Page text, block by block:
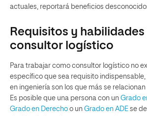
actuales, reportará beneficios
Requisitos y habilidades
consultor logístico
Para trabajar como consultor logístico no
específico que sea requisito indispensable,
en ingeniería son los que más se
Es posible que una persona con un Grado
Grado en Derecho o un Grado en ADE se